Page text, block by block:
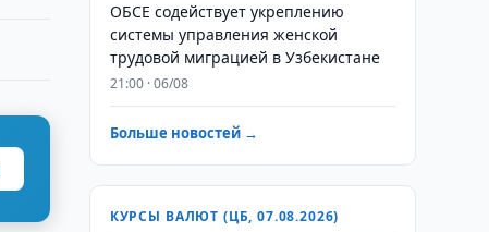
ОБСЕ содействует укреплению
системы управления женской
трудовой миграцией в Узбекистане
21:00 · 06/08
Больше новостей →
КУРСЫ ВАЛЮТ (ЦБ, 07.08.2026)